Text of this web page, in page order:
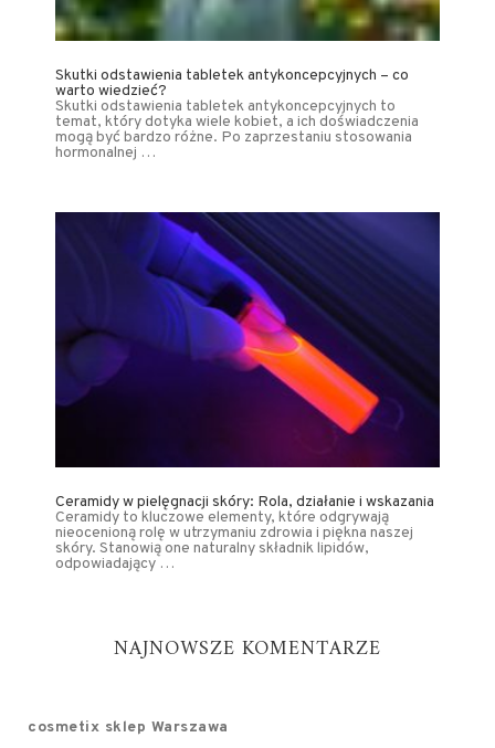
Skutki odstawienia tabletek antykoncepcyjnych – co
warto wiedzieć?
Skutki odstawienia tabletek antykoncepcyjnych to
temat, który dotyka wiele kobiet, a ich doświadczenia
mogą być bardzo różne. Po zaprzestaniu stosowania
hormonalnej …
Ceramidy w pielęgnacji skóry: Rola, działanie i wskazania
Ceramidy to kluczowe elementy, które odgrywają
nieocenioną rolę w utrzymaniu zdrowia i piękna naszej
skóry. Stanowią one naturalny składnik lipidów,
odpowiadający …
NAJNOWSZE KOMENTARZE
cosmetix sklep Warszawa